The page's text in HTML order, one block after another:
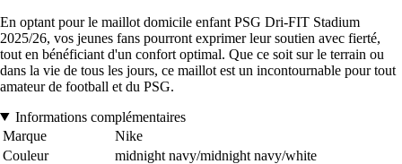
En optant pour le maillot domicile enfant PSG Dri-FIT Stadium
2025/26, vos jeunes fans pourront exprimer leur soutien avec fierté,
tout en bénéficiant d'un confort optimal. Que ce soit sur le terrain ou
dans la vie de tous les jours, ce maillot est un incontournable pour tout
amateur de football et du PSG.
Informations complémentaires
Marque
Nike
Couleur
midnight navy/midnight navy/white